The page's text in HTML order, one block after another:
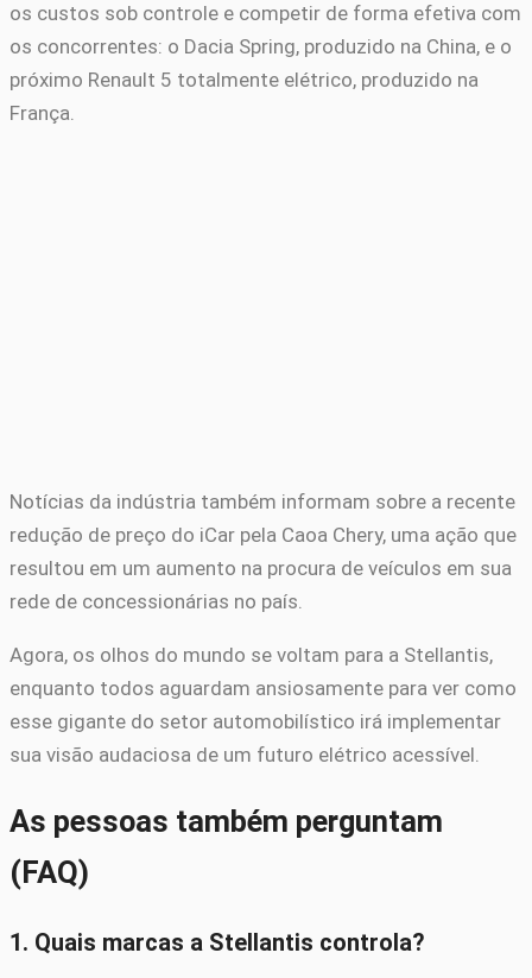
os custos sob controle e competir de forma efetiva com
os concorrentes: o Dacia Spring, produzido na China, e o
próximo Renault 5 totalmente elétrico, produzido na
França.
Notícias da indústria também informam sobre a recente
redução de preço do iCar pela Caoa Chery, uma ação que
resultou em um aumento na procura de veículos em sua
rede de concessionárias no país.
Agora, os olhos do mundo se voltam para a Stellantis,
enquanto todos aguardam ansiosamente para ver como
esse gigante do setor automobilístico irá implementar
sua visão audaciosa de um futuro elétrico acessível.
As pessoas também perguntam
(FAQ)
1. Quais marcas a Stellantis controla?